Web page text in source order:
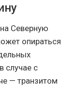
Северную
опираться
случае с
— транзитом